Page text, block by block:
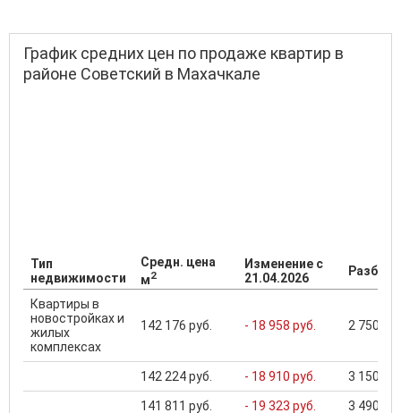
График средних цен по продаже квартир в
районе Советский в Махачкале
Тип
недвижимости
Средн. цена
м2
Изменение с
21.04.2026
Квартиры в
новостройках и
жилых
комплексах
142 176 руб. - 18 958 руб. 2 750
142 224 руб. - 18 910 руб. 3 150
141 811 руб. - 19 323 руб. 3 490